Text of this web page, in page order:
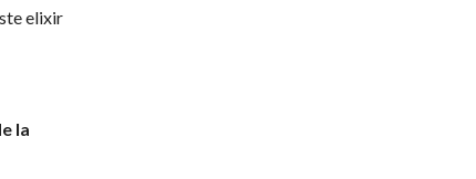
elixir
la